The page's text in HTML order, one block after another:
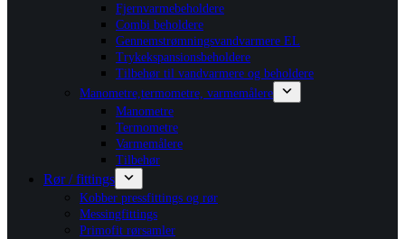
Fjernvarmebeholdere
Combi beholdere
Gennemstrømningsvandvarmere EL
Trykekspansionsbeholdere
Tilbehør til vandvarmere og beholdere
Manometre,termometre, varmemålere
Manometre
Termometre
Varmemålere
Tilbehør
Rør / fittings
Kobber pressfittings og rør
Messingfittings
Primofit rørsamler